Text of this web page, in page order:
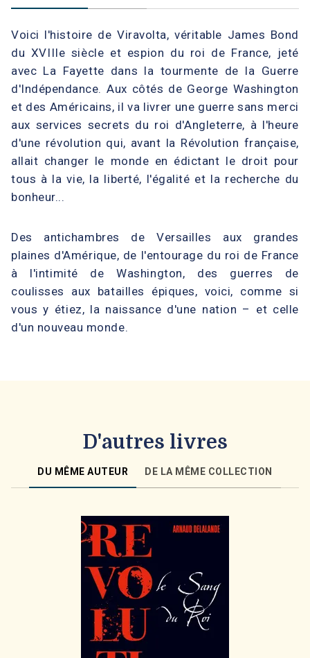
Voici l'histoire de Viravolta, véritable James Bond
du XVIIIe siècle et espion du roi de France, jeté
avec La Fayette dans la tourmente de la Guerre
d'Indépendance. Aux côtés de George Washington
et des Américains, il va livrer une guerre sans merci
aux services secrets du roi d'Angleterre, à l'heure
d'une révolution qui, avant la Révolution française,
allait changer le monde en édictant le droit pour
tous à la vie, la liberté, l'égalité et la recherche du
bonheur...
Des antichambres de Versailles aux grandes
plaines d'Amérique, de l'entourage du roi de France
à l'intimité de Washington, des guerres de
coulisses aux batailles épiques, voici, comme si
vous y étiez, la naissance d'une nation – et celle
d'un nouveau monde.
D'autres livres
DU MÊME AUTEUR DE LA MÊME COLLECTION